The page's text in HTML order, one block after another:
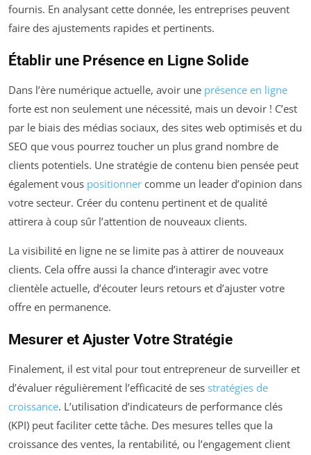
fournis. En analysant cette donnée, les entreprises peuvent
faire des ajustements rapides et pertinents.
Établir une Présence en Ligne Solide
Dans l’ère numérique actuelle, avoir une présence en ligne
forte est non seulement une nécessité, mais un devoir ! C’est
par le biais des médias sociaux, des sites web optimisés et du
SEO que vous pourrez toucher un plus grand nombre de
clients potentiels. Une stratégie de contenu bien pensée peut
également vous positionner comme un leader d’opinion dans
votre secteur. Créer du contenu pertinent et de qualité
attirera à coup sûr l’attention de nouveaux clients.
La visibilité en ligne ne se limite pas à attirer de nouveaux
clients. Cela offre aussi la chance d’interagir avec votre
clientèle actuelle, d’écouter leurs retours et d’ajuster votre
offre en permanence.
Mesurer et Ajuster Votre Stratégie
Finalement, il est vital pour tout entrepreneur de surveiller et
d’évaluer régulièrement l’efficacité de ses stratégies de
croissance. L’utilisation d’indicateurs de performance clés
(KPI) peut faciliter cette tâche. Des mesures telles que la
croissance des ventes, la rentabilité, ou l’engagement client